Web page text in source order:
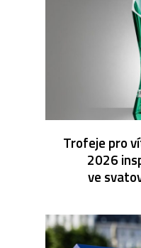
Trofeje pro
2026
ve